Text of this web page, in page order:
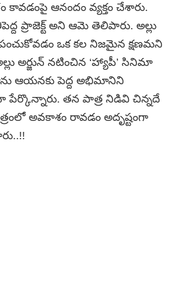
ఆనందం వ్యక్తం చేశారు.
ప్రాజెక్ట్ అని ఆమె తెలిపారు. అల్లు
పంచుకోవడం ఒక కల నిజమైన క్షణమని
అర్జున్ నటించిన ‘హ్యాపీ’ సినిమా
ఆయనకు పెద్ద అభిమానిని
తన పాత్ర నిడివి చిన్నదే
అవకాశం రావడం అదృష్టంగా